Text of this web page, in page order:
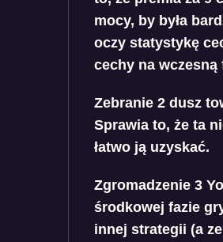
mocy, by była
oczy statystykę
cechy na wczesną
Zebranie 2 dusz
Sprawia to, że ta
łatwo ją uzyskać.
Zgromadzenie 3
środkowej fazie
innej strategii (a